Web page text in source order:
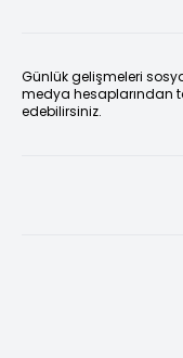
Günlük gelişmeleri
medya hesaplarından
edebilirsiniz.